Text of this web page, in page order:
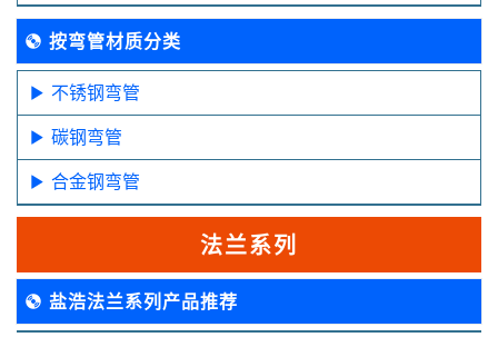
按弯管材质分类
不锈钢弯管
碳钢弯管
合金钢弯管
法兰系列
盐浩法兰系列产品推荐